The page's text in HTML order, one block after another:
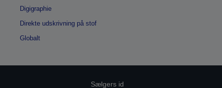
Digigraphie
Direkte udskrivning på stof
Globalt
Sælgers id